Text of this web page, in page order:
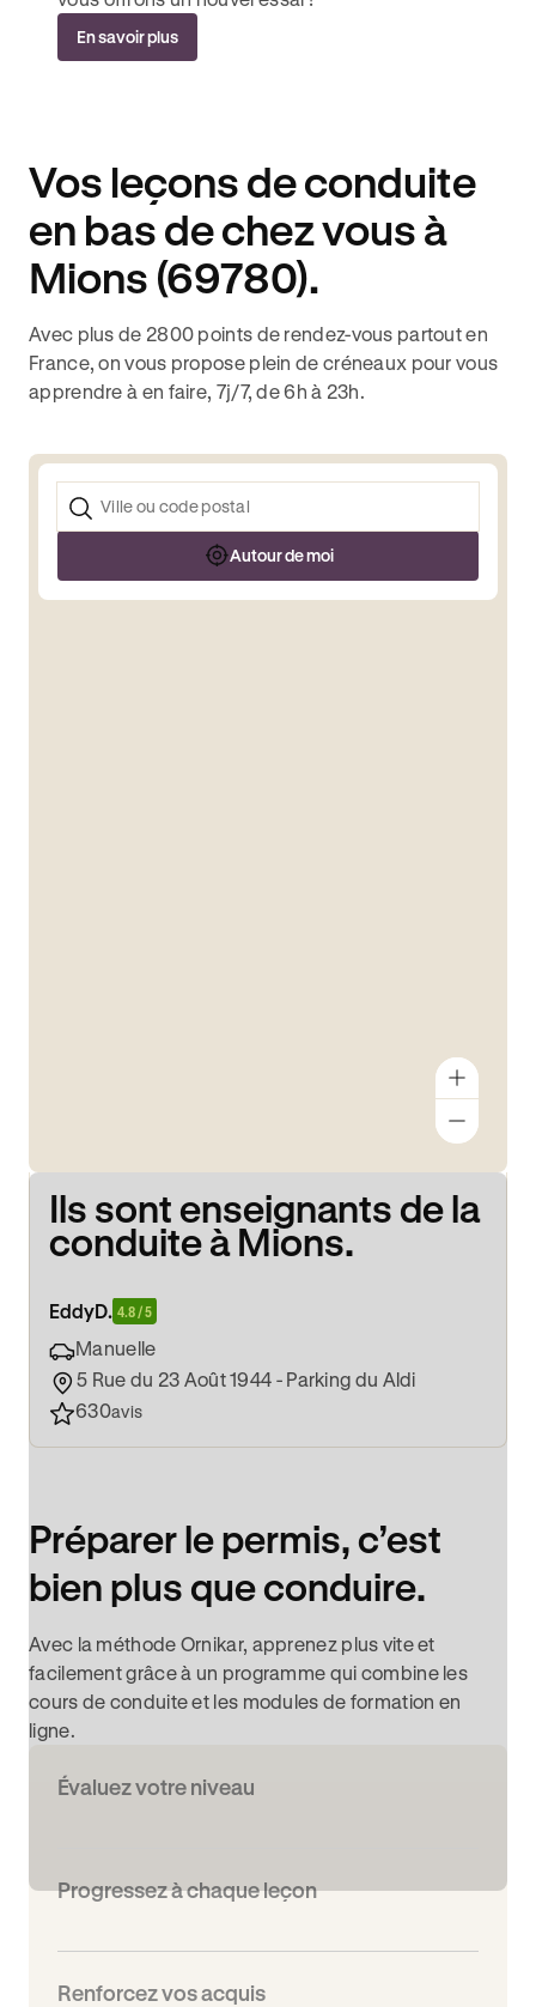
En savoir plus
Vos leçons de conduite
en bas de chez vous à
Mions (69780).
Avec plus de 2800 points de rendez-vous partout en
France, on vous propose plein de créneaux pour vous
apprendre à en faire, 7j/7, de 6h à 23h.
Autour de moi
Ils sont enseignants de la
conduite à Mions.
EddyD. 4.8 / 5
Manuelle
5 Rue du 23 Août 1944 - Parking du Aldi
630avis
Préparer le permis, c’est
bien plus que conduire.
Avec la méthode Ornikar, apprenez plus vite et
facilement grâce à un programme qui combine les
cours de conduite et les modules de formation en
ligne.
Évaluez votre niveau
Progressez à chaque leçon
Renforcez vos acquis